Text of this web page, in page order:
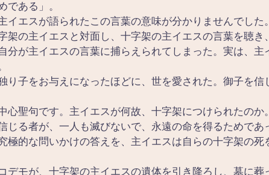
である」。
イエスが語られたこの言葉の意味が分かりませんでした
架の主イエスと対面し、十字架の主イエスの言葉を聴
分が主イエスの言葉に捕らえられてしまった。実は、
り子をお与えになったほどに、世を愛された。御子を
心聖句です。主イエスが何故、十字架につけられたの
じる者が、一人も滅びないで、永遠の命を得るためで
極的な問いかけの答えを、主イエスは自らの十字架の死
デモが、十字架の主イエスの遺体を引き降ろし、墓に